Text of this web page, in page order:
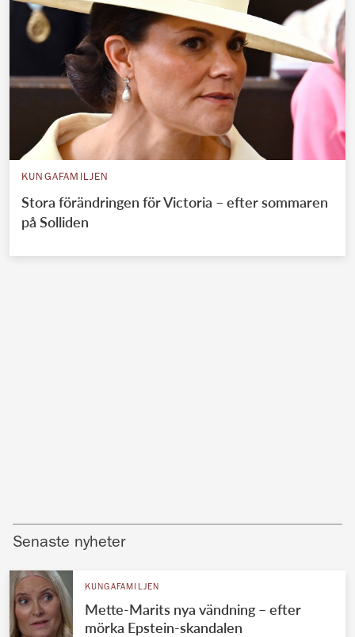
KUNGAFAMILJEN
Stora förändringen för Victoria – efter sommaren
på Solliden
Senaste nyheter
KUNGAFAMILJEN
Mette-Marits nya vändning – efter
mörka Epstein-skandalen